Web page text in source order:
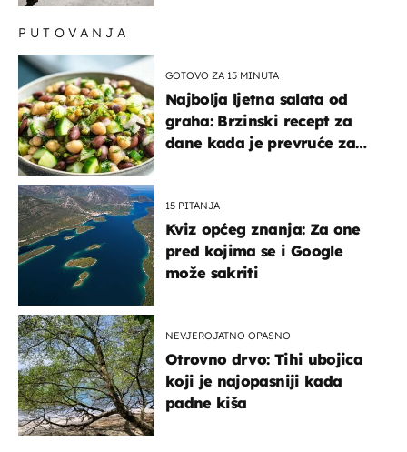
PUTOVANJA
GOTOVO ZA 15 MINUTA
Najbolja ljetna salata od
graha: Brzinski recept za
dane kada je prevruće za
15 PITANJA
Kviz općeg znanja: Za one
pred kojima se i Google
može sakriti
NEVJEROJATNO OPASNO
Otrovno drvo: Tihi ubojica
koji je najopasniji kada
padne kiša